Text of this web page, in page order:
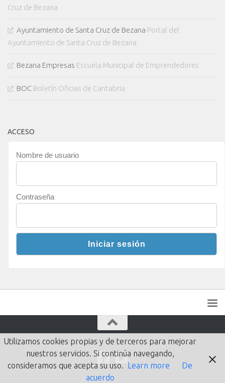
Cruz de Bezana
Ayuntamiento de Santa Cruz de Bezana Portal del
Ayuntamiento de Santa Cruz de Bezana
Bezana Empresas Escuela Municipal de Emprendedores
BOC Boletín Oficias de Cantabria
ACCESO
Nombre de usuario
Contraseña
Utilizamos cookies propias y de terceros para mejorar
nuestros servicios. Si continúa navegando,
consideramos que acepta su uso. Learn more
De
acuerdo